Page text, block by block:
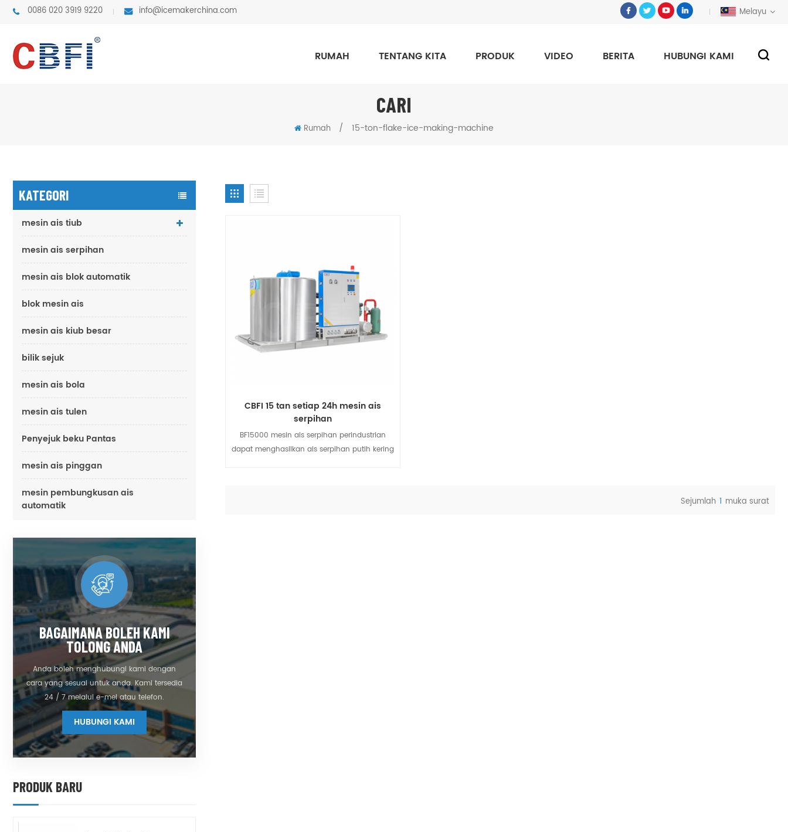
0086 020 3919 9220 info@icemakerchina.com Melayu
RUMAH TENTANG KITA PRODUK VIDEO BERITA HUBUNGI KAMI
CARI
Rumah / 15-ton-flake-ice-making-machine
KATEGORI
mesin ais tiub
mesin ais serpihan
mesin ais blok automatik
blok mesin ais
mesin ais kiub besar
bilik sejuk
mesin ais bola
mesin ais tulen
Penyejuk beku Pantas
mesin ais pinggan
mesin pembungkusan ais
automatik
BAGAIMANA BOLEH KAMI
TOLONG ANDA
Anda boleh menghubungi kami dengan
cara yang sesuai untuk anda. Kami tersedia
24 / 7 melalui e-mel atau telefon.
HUBUNGI KAMI
PRODUK BARU
CBFI 15 tan setiap 24h mesin ais
serpihan
BF15000 mesin ais serpihan perindustrian
dapat menghasilkan ais serpihan putih kering
Sejumlah 1 muka surat